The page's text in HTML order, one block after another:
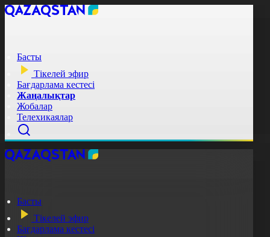
Басты
Тікелей эфир
Бағдарлама кестесі
Жаңалықтар
Жобалар
Телехикаялар
Басты
Тікелей эфир
Бағдарлама кестесі